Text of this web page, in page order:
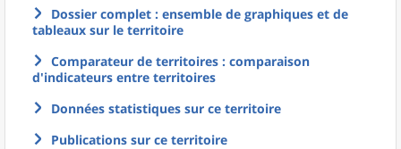
Dossier complet : ensemble de graphiques et de
tableaux sur le territoire
Comparateur de territoires : comparaison
d'indicateurs entre territoires
Données statistiques sur ce territoire
Publications sur ce territoire